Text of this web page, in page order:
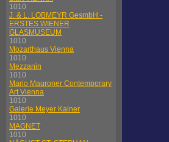
1010
J. & L. LOBMEYR GesmbH -
ERSTES WIENER
GLASMUSEUM
1010
Mozarthaus Vienna
1010
Mezzanin
1010
Mario Mauroner Contemporary
Art Vienna
1010
Galerie Meyer Kainer
1010
MAGNET
1010